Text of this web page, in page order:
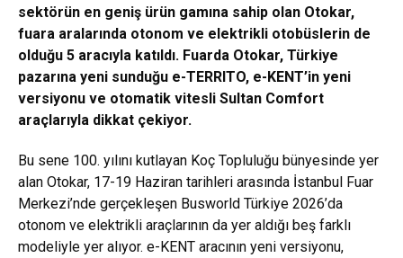
sektörün en geniş ürün gamına sahip olan Otokar,
fuara aralarında otonom ve elektrikli otobüslerin de
olduğu 5 aracıyla katıldı. Fuarda Otokar, Türkiye
pazarına yeni sunduğu e-TERRITO, e-KENT’in yeni
versiyonu ve otomatik vitesli Sultan Comfort
araçlarıyla dikkat çekiyor.
Bu sene 100. yılını kutlayan Koç Topluluğu bünyesinde yer
alan Otokar, 17-19 Haziran tarihleri arasında İstanbul Fuar
Merkezi’nde gerçekleşen Busworld Türkiye 2026’da
otonom ve elektrikli araçlarının da yer aldığı beş farklı
modeliyle yer alıyor. e-KENT aracının yeni versiyonu,